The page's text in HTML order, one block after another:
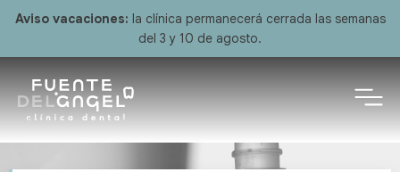
Aviso vacaciones: la clínica permanecerá cerrada las semanas
del 3 y 10 de agosto.